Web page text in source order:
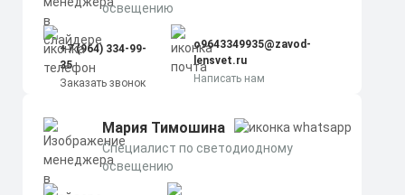
освещению
+7 (964) 334-99-
35
Заказать звонок
o9643349935@zavod-
lensvet.ru
Написать нам
Мария Тимошина
Cпециалист по светодиодному
освещению